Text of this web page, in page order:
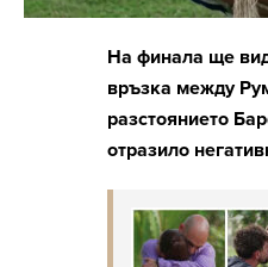
На финала ще
връзка между
разстоянието
отразило